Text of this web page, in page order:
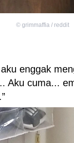
© grimmaffia / reddit
enggak
Aku cuma...